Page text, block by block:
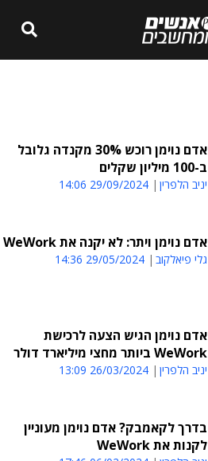
אדם נוימן רוכש 30% מקנדה גלובל
ב-100 מיליון שקלים
יניב הלפרין 29/09/2024 14:06
אדם נוימן ויתר: לא יקנה את WeWork
גלי פיאלקוב 29/05/2024 14:36
אדם נוימן הגיש הצעה לרכישת
WeWork ביותר מחצי מיליארד דולר
יניב הלפרין 26/03/2024 13:09
בדרך לקאמבק? אדם נוימן מעוניין
לקנות את WeWork